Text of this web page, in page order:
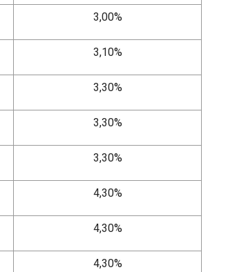
3,00%
3,10%
3,30%
3,30%
3,30%
4,30%
4,30%
4,30%